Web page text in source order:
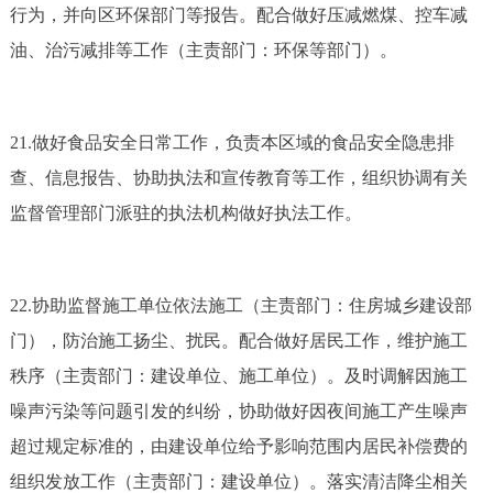
行为，并向区环保部门等报告。配合做好压减燃煤、控车减
油、治污减排等工作（主责部门：环保等部门）。
21.做好食品安全日常工作，负责本区域的食品安全隐患排
查、信息报告、协助执法和宣传教育等工作，组织协调有关
监督管理部门派驻的执法机构做好执法工作。
22.协助监督施工单位依法施工（主责部门：住房城乡建设部
门），防治施工扬尘、扰民。配合做好居民工作，维护施工
秩序（主责部门：建设单位、施工单位）。及时调解因施工
噪声污染等问题引发的纠纷，协助做好因夜间施工产生噪声
超过规定标准的，由建设单位给予影响范围内居民补偿费的
组织发放工作（主责部门：建设单位）。落实清洁降尘相关